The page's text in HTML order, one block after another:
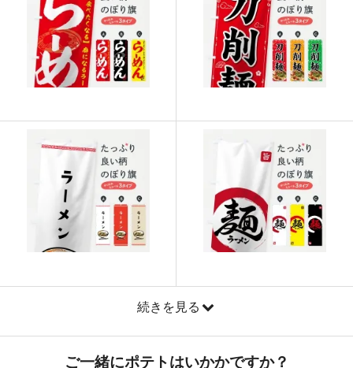
25 913 22825
26 911 23686
27 909 24543
29 905 26245
902 27060
901 27931
899 28768
897 29601
893
888 32856
続きを見る